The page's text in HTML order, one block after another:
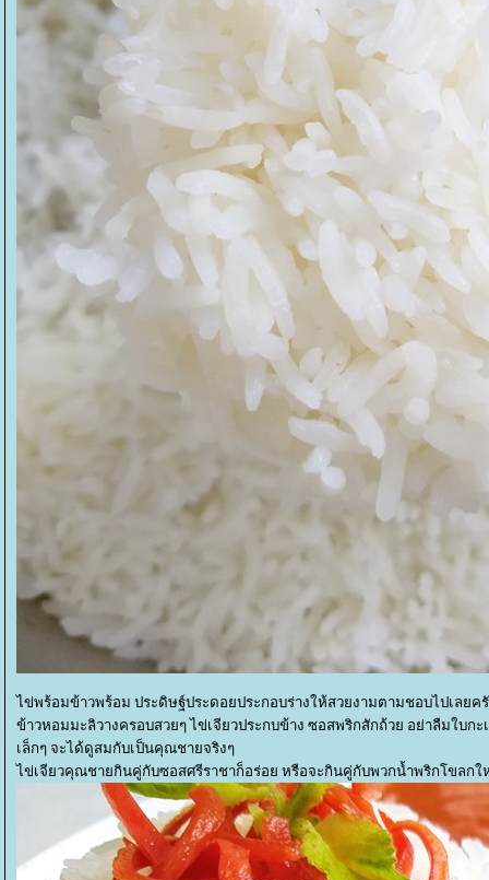
ไข่พร้อมข้าวพร้อม ประดิษฐ์ประดอยประกอบร่างให้สวยงามตามชอบไปเลยค
ข้าวหอมมะลิวางครอบสวยๆ ไข่เจียวประกบข้าง ซอสพริกสักถ้วย อย่าลืมใบ
เล็กๆ จะได้ดูสมกับเป็นคุณชายจริงๆ
ไข่เจียวคุณชายกินคู่กับซอสศรีราชาก็อร่อย หรือจะกินคู่กับพวกน้ำพริกโขลก